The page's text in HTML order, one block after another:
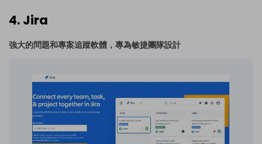
4. Jira
強大的問題和專案追蹤軟體，專為敏捷團隊設計